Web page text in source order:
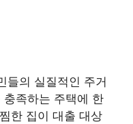
들의 실질적인 주거
족하는 주택에 한
한 집이 대출 대상